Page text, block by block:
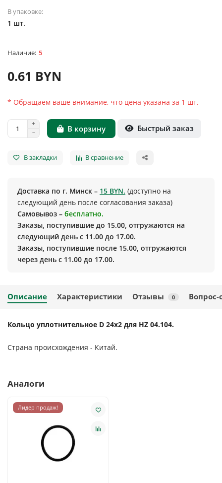
В упаковке:
1 шт.
5
0.61 BYN
* Обращаем ваше внимание, что цена указана за 1 шт.
В корзину Быстрый заказ
В закладки В сравнение
Доставка по г. Минск – 15 BYN. (доступно на
следующий день после согласования заказа)
Самовывоз – бесплатно.
Заказы, поступившие до 15.00, отгружаются на
следующий день с 11.00 до 17.00.
Заказы, поступившие после 15.00, отгружаются
через день с 11.00 до 17.00.
Описание Характеристики Отзывы 0 Вопрос-
Кольцо уплотнительное D 24х2 для HZ 04.104.
Страна происхождения - Китай.
Аналоги
Лидер продаж!